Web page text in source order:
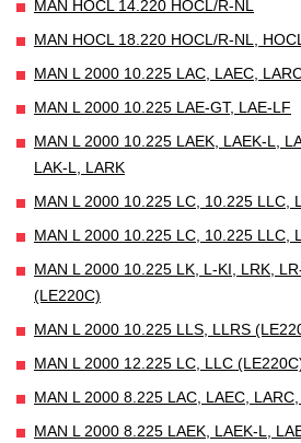
MAN HOCL 14.220 HOCL/R-NL
MAN HOCL 18.220 HOCL/R-NL,
MAN L 2000 10.225 LAC, LAEC,
MAN L 2000 10.225 LAE-GT, LAE-LF
MAN L 2000 10.225 LAEK, LAEK-L,
LAK-L, LARK
MAN L 2000 10.225 LC, 10.225 LLC,
MAN L 2000 10.225 LC, 10.225 LLC,
MAN L 2000 10.225 LK, L-KI, LRK,
(LE220C)
MAN L 2000 10.225 LLS, LLRS
MAN L 2000 12.225 LC, LLC
MAN L 2000 8.225 LAC, LAEC,
MAN L 2000 8.225 LAEK, LAEK-L,